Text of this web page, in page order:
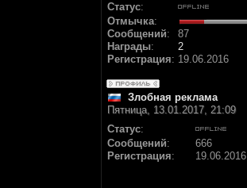
Статус:
Отмычка:
Сообщений:
87
Награды:
2
Регистрация: 19.06.2016
Злобная реклама
Пятница, 13.01.2017, 21:09
Статус:
Сообщений:
666
Регистрация: 19.06.2016